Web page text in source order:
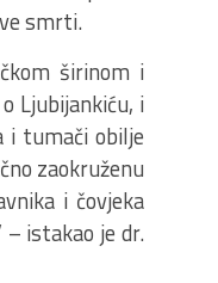
smrti.
širinom i
Ljubijankiću, i
i tumači obilje
zaokruženu
i čovjeka
istakao je dr.